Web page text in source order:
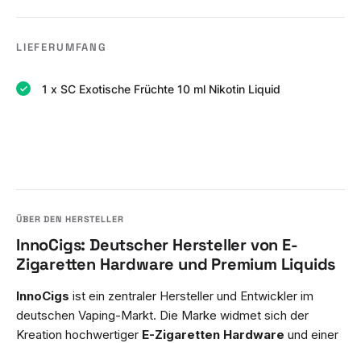
LIEFERUMFANG
1 x SC Exotische Früchte 10 ml Nikotin Liquid
InnoCigs: Deutscher Hersteller von E-
Zigaretten Hardware und Premium Liquids
InnoCigs ist ein zentraler Hersteller und Entwickler im
deutschen Vaping-Markt. Die Marke widmet sich der
Kreation hochwertiger E-Zigaretten Hardware und einer